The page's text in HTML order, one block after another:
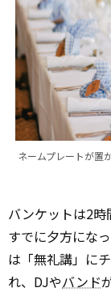
ネームプレートが置
バンケットは2
すでに夕方にな
は「無礼講」に
れ、DJやバンド